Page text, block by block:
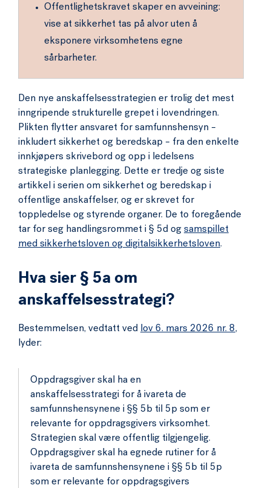
Offentlighetskravet skaper en avveining:
vise at sikkerhet tas på alvor uten å
eksponere virksomhetens egne
sårbarheter.
Den nye anskaffelsesstrategien er trolig det mest
inngripende strukturelle grepet i lovendringen.
Plikten flytter ansvaret for samfunnshensyn –
inkludert sikkerhet og beredskap – fra den enkelte
innkjøpers skrivebord og opp i ledelsens
strategiske planlegging. Dette er tredje og siste
artikkel i serien om sikkerhet og beredskap i
offentlige anskaffelser, og er skrevet for
toppledelse og styrende organer. De to foregående
tar for seg handlingsrommet i § 5d og samspillet
med sikkerhetsloven og digitalsikkerhetsloven.
Hva sier § 5a om
anskaffelsesstrategi?
Bestemmelsen, vedtatt ved lov 6. mars 2026 nr. 8,
lyder:
Oppdragsgiver skal ha en
anskaffelsesstrategi for å ivareta de
samfunnshensynene i §§ 5b til 5p som er
relevante for oppdragsgivers virksomhet.
Strategien skal være offentlig tilgjengelig.
Oppdragsgiver skal ha egnede rutiner for å
ivareta de samfunnshensynene i §§ 5b til 5p
som er relevante for oppdragsgivers